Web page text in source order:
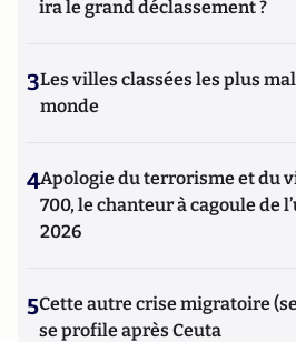
ira le grand déclassement ?
3Les villes classées les plus
monde
4Apologie du terrorisme et du
700, le chanteur à cagoule de
2026
5Cette autre crise migratoire
se profile après Ceuta